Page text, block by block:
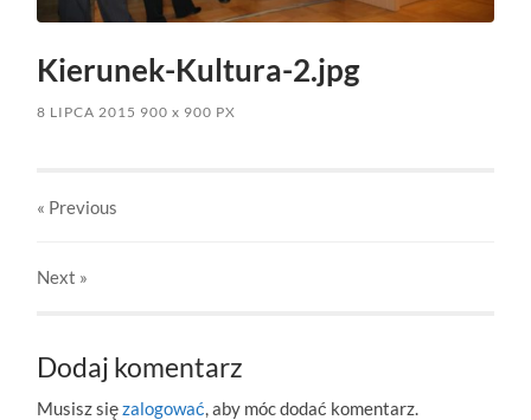
Kierunek-Kultura-2.jpg
8 LIPCA 2015 900x 900 PX
« Previous
Next »
Dodaj komentarz
Musisz sięzalogować, aby móc dodać komentarz.